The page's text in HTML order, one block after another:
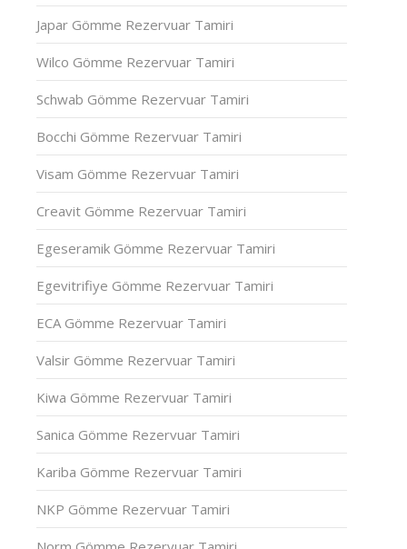
Japar Gömme Rezervuar Tamiri
Wilco Gömme Rezervuar Tamiri
Schwab Gömme Rezervuar Tamiri
Bocchi Gömme Rezervuar Tamiri
Visam Gömme Rezervuar Tamiri
Creavit Gömme Rezervuar Tamiri
Egeseramik Gömme Rezervuar Tamiri
Egevitrifiye Gömme Rezervuar Tamiri
ECA Gömme Rezervuar Tamiri
Valsir Gömme Rezervuar Tamiri
Kiwa Gömme Rezervuar Tamiri
Sanica Gömme Rezervuar Tamiri
Kariba Gömme Rezervuar Tamiri
NKP Gömme Rezervuar Tamiri